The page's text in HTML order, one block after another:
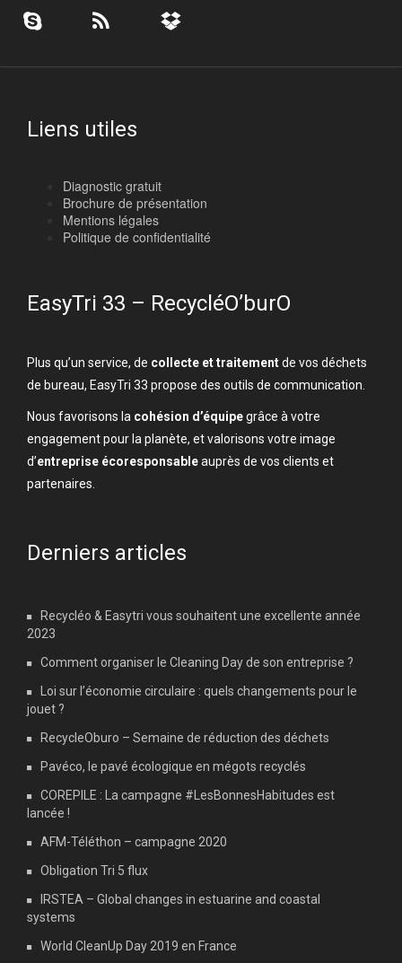
Liens utiles
Diagnostic gratuit
Brochure de présentation
Mentions légales
Politique de confidentialité
EasyTri 33 – RecycléO’burO
Plus qu’un service, de collecte et traitementde vos déchets
de bureau, EasyTri 33 propose des outils de communication.
Nous favorisons la cohésion d’équipegrâce à votre
engagement pour la planète, et valorisons votre image
d’entreprise écoresponsableauprès de vos clients et
partenaires.
Derniers articles
Recycléo & Easytri vous souhaitent une excellente année
2023
Comment organiser le Cleaning Day de son entreprise ?
Loi sur l’économie circulaire : quels changements pour le
jouet ?
RecycleOburo – Semaine de réduction des déchets
Pavéco, le pavé écologique en mégots recyclés
COREPILE : La campagne #LesBonnesHabitudes est
lancée !
AFM-Téléthon – campagne 2020
Obligation Tri 5 flux
IRSTEA – Global changes in estuarine and coastal
systems
World CleanUp Day 2019 en France